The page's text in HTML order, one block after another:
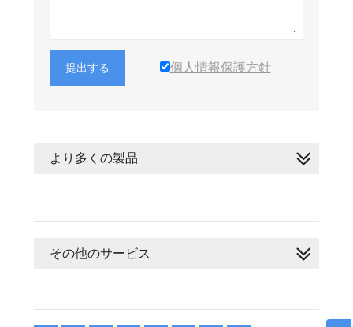
提出する 個人情報保護方針
より多くの製品
その他のサービス